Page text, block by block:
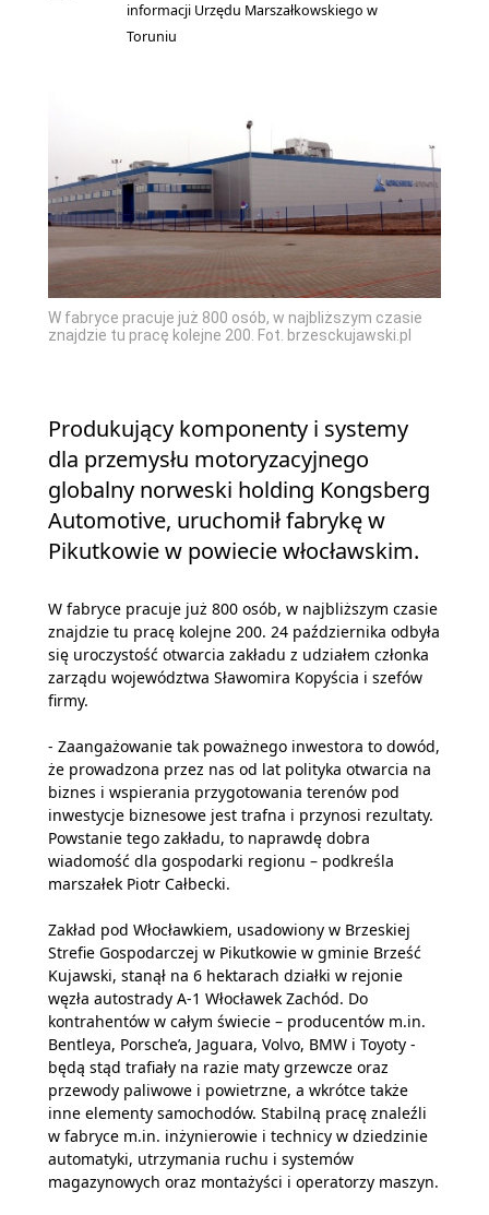
informacji Urzędu Marszałkowskiego w
Toruniu
W fabryce pracuje już 800 osób, w najbliższym czasie
znajdzie tu pracę kolejne 200. Fot. brzesckujawski.pl
Produkujący komponenty i systemy
dla przemysłu motoryzacyjnego
globalny norweski holding Kongsberg
Automotive, uruchomił fabrykę w
Pikutkowie w powiecie włocławskim.
W fabryce pracuje już 800 osób, w najbliższym czasie
znajdzie tu pracę kolejne 200. 24 października odbyła
się uroczystość otwarcia zakładu z udziałem członka
zarządu województwa Sławomira Kopyścia i szefów
firmy.
- Zaangażowanie tak poważnego inwestora to dowód,
że prowadzona przez nas od lat polityka otwarcia na
biznes i wspierania przygotowania terenów pod
inwestycje biznesowe jest trafna i przynosi rezultaty.
Powstanie tego zakładu, to naprawdę dobra
wiadomość dla gospodarki regionu – podkreśla
marszałek Piotr Całbecki.
Zakład pod Włocławkiem, usadowiony w Brzeskiej
Strefie Gospodarczej w Pikutkowie w gminie Brześć
Kujawski, stanął na 6 hektarach działki w rejonie
węzła autostrady A-1 Włocławek Zachód. Do
kontrahentów w całym świecie – producentów m.in.
Bentleya, Porsche’a, Jaguara, Volvo, BMW i Toyoty -
będą stąd trafiały na razie maty grzewcze oraz
przewody paliwowe i powietrzne, a wkrótce także
inne elementy samochodów. Stabilną pracę znaleźli
w fabryce m.in. inżynierowie i technicy w dziedzinie
automatyki, utrzymania ruchu i systemów
magazynowych oraz montażyści i operatorzy maszyn.